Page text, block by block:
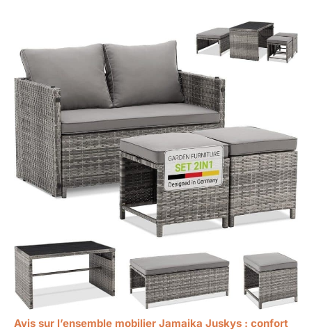
Avis sur l’ensemble mobilier Jamaika Juskys : confort